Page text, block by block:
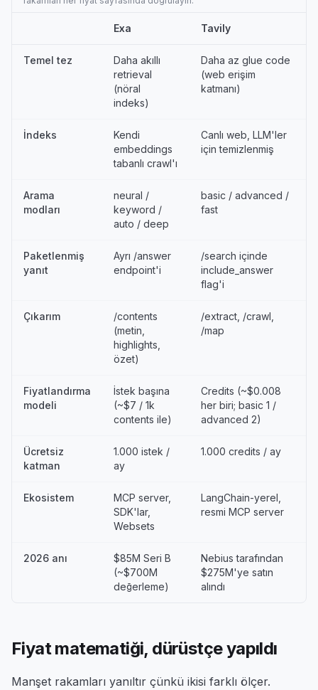
Exa Tavily
Temel tez
Daha akıllı
retrieval
(nöral
indeks)
Daha az glue code
(web erişim
katmanı)
İndeks
Kendi
embeddings
tabanlı crawl'ı
Canlı web, LLM'ler
için temizlenmiş
Arama
modları
neural /
keyword /
auto / deep
basic / advanced /
fast
Paketlenmiş
yanıt
Ayrı /answer
endpoint'i
/search içinde
include_answer
flag'i
Çıkarım
/contents
(metin,
highlights,
özet)
/extract, /crawl,
/map
Fiyatlandırma
modeli
İstek başına
(~$7 / 1k
contents ile)
Credits (~$0.008
her biri; basic 1 /
advanced 2)
Ücretsiz
katman
1.000 istek /
ay
1.000 credits / ay
Ekosistem
MCP server,
SDK'lar,
Websets
LangChain-yerel,
resmi MCP server
2026 anı
$85M Seri B
(~$700M
değerleme)
Nebius tarafından
$275M'ye satın
alındı
Fiyat matematiği, dürüstçe yapıldı
Manşet rakamları yanıltır çünkü ikisi farklı ölçer.